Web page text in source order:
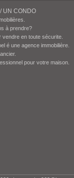
UN CONDO
à prendre?
vendre en toute sécurite.
é une agence immobilière.
pour votre maison.